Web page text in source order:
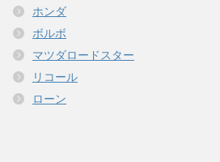
ホンダ
ボルボ
マツダロードスター
リコール
ローン